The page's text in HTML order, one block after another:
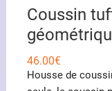
Coussin
46.00€
Housse de